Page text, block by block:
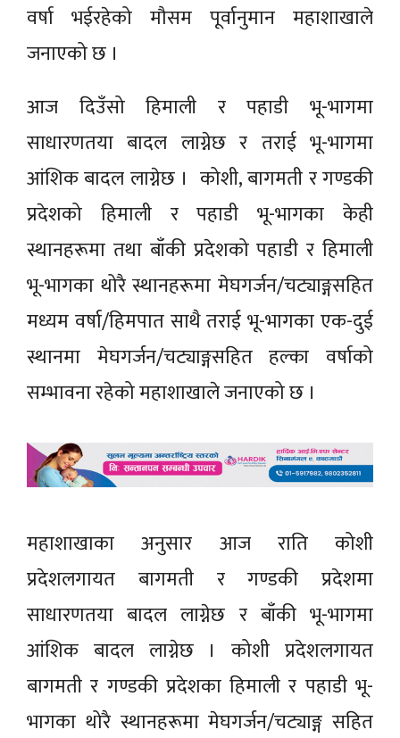
वर्षा भईरहेको मौसम पूर्वानुमान महाशाखाले
जनाएको छ ।
आज दिउँसो हिमाली र पहाडी भू-भागमा
साधारणतया बादल लाग्नेछ र तराई भू-भागमा
आंशिक बादल लाग्नेछ । कोशी, बागमती र गण्डकी
प्रदेशको हिमाली र पहाडी भू-भागका केही
स्थानहरूमा तथा बाँकी प्रदेशको पहाडी र हिमाली
भू-भागका थोरै स्थानहरूमा मेघगर्जन/चट्याङ्गसहित
मध्यम वर्षा/हिमपात साथै तराई भू-भागका एक-दुई
स्थानमा मेघगर्जन/चट्याङ्गसहित हल्का वर्षाको
सम्भावना रहेको महाशाखाले जनाएको छ ।
महाशाखाका अनुसार आज राति कोशी
प्रदेशलगायत बागमती र गण्डकी प्रदेशमा
साधारणतया बादल लाग्नेछ र बाँकी भू-भागमा
आंशिक बादल लाग्नेछ । कोशी प्रदेशलगायत
बागमती र गण्डकी प्रदेशका हिमाली र पहाडी भू-
भागका थोरै स्थानहरूमा मेघगर्जन/चट्याङ्ग सहित